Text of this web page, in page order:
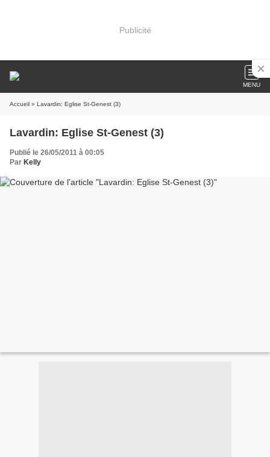
Publicité
MENU
Accueil » Lavardin: Eglise St-Genest (3)
Lavardin: Eglise St-Genest (3)
Publié le 26/05/2011 à 00:05
Par Kelly